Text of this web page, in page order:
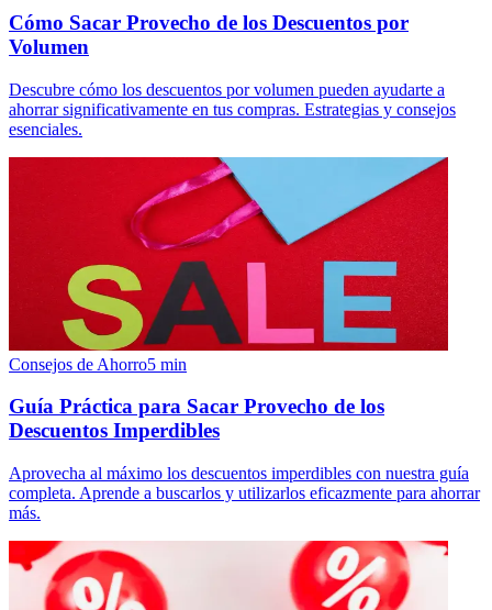
Cómo Sacar Provecho de los Descuentos por
Volumen
Descubre cómo los descuentos por volumen pueden ayudarte a
ahorrar significativamente en tus compras. Estrategias y consejos
esenciales.
Consejos de Ahorro5 min
Guía Práctica para Sacar Provecho de los
Descuentos Imperdibles
Aprovecha al máximo los descuentos imperdibles con nuestra guía
completa. Aprende a buscarlos y utilizarlos eficazmente para ahorrar
más.